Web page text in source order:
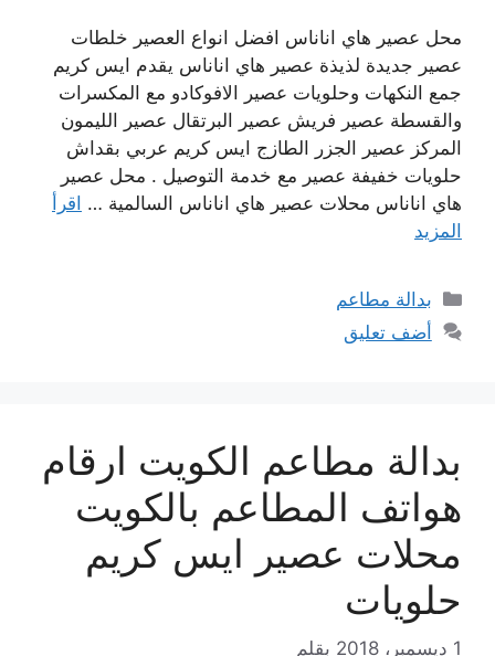
محل عصير هاي اناناس افضل انواع العصير خلطات
عصير جديدة لذيذة عصير هاي اناناس يقدم ايس كريم
جمع النكهات وحلويات عصير الافوكادو مع المكسرات
والقسطة عصير فريش عصير البرتقال عصير الليمون
المركز عصير الجزر الطازج ايس كريم عربي بقداش
حلويات خفيفة عصير مع خدمة التوصيل . محل عصير
هاي اناناس محلات عصير هاي اناناس السالمية … اقرأ
المزيد
التصنيفات
بدالة مطاعم
أضف تعليق
بدالة مطاعم الكويت ارقام
هواتف المطاعم بالكويت
محلات عصير ايس كريم
حلويات
1 ديسمبر، 2018 بقلم